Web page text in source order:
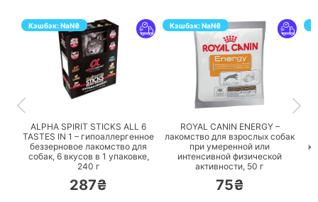
Кэшбэк:NaN₴
ПЕРЕЙТИ
ALPHA SPIRIT STICKS ALL 6
TASTES IN 1 – гипоаллергенное
беззерновое лакомство для
собак, 6 вкусов в 1 упаковке,
240 г
287₴
Кэшбэк:NaN₴
ПЕРЕЙТИ
ROYAL CANIN ENERGY –
лакомство для взрослых собак
при умеренной или
интенсивной физической
активности, 50 г
75₴